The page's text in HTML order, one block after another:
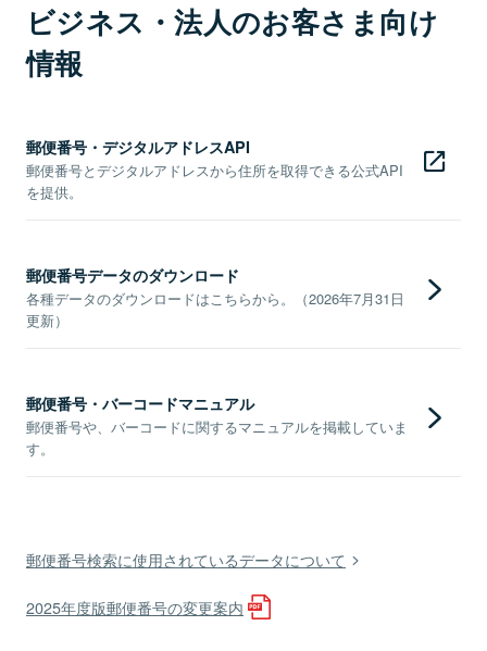
ビジネス・法人のお客さま向け
情報
郵便番号・デジタルアドレスAPI
郵便番号とデジタルアドレスから住所を取得できる公式API
を提供。
郵便番号データのダウンロード
各種データのダウンロードはこちらから。（2026年7月31日
更新）
郵便番号・バーコードマニュアル
郵便番号や、バーコードに関するマニュアルを掲載していま
す。
郵便番号検索に使用されているデータについて
2025年度版郵便番号の変更案内